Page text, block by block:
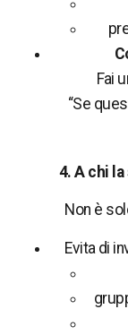
Fai
“Se
4. A chi
Non è
Evita di